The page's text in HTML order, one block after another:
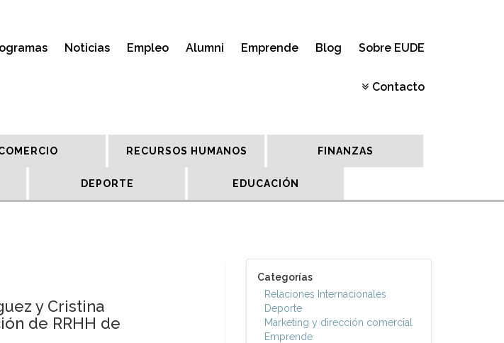
Noticias Empleo Alumni Emprende Blog Sobre EUDE
Contacto
RECURSOS HUMANOS FINANZAS
DEPORTE EDUCACIÓN
y Cristina
de RRHH de
Categorías
Relaciones Internacionales
Deporte
Marketing y dirección comercial
Emprende